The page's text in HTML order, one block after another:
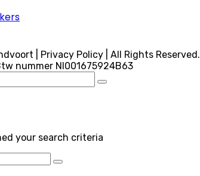
| Privacy Policy | All Rights Reserved.
nummer Nl001675924B63
your search criteria